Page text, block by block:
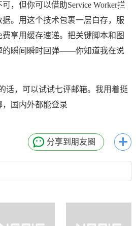
，但你可以借助Service Worker拦
。用这个技术包裹一层白存，服
享用缓存速递。把关键脚本和图
的瞬间瞬时回弹——你知道我在说
话，可以试试七评邮箱。我用着挺
国内外都能登录
分享到朋友圈